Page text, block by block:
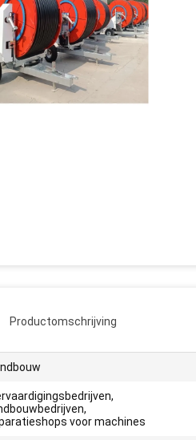
Productomschrijving
voor machines